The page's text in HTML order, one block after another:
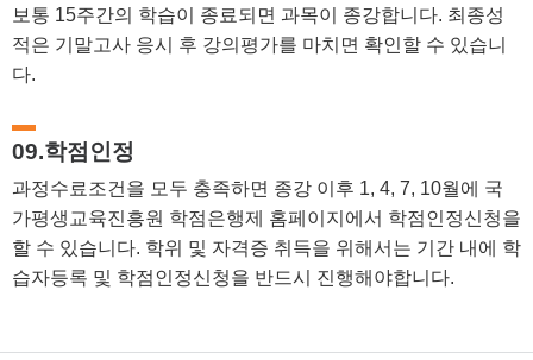
보통 15주간의 학습이 종료되면 과목이 종강합니다. 최종성
적은 기말고사 응시 후 강의평가를 마치면 확인할 수 있습니
다.
09.학점인정
과정수료조건을 모두 충족하면 종강 이후 1, 4, 7, 10월에 국
가평생교육진흥원 학점은행제 홈페이지에서 학점인정신청을
할 수 있습니다. 학위 및 자격증 취득을 위해서는 기간 내에 학
습자등록 및 학점인정신청을 반드시 진행해야합니다.